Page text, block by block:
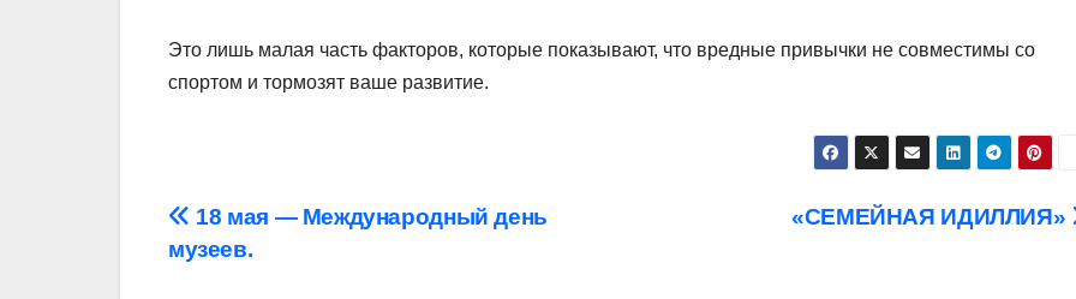
Это лишь малая часть факторов, которые показывают, что вредные привычки не совместимы со
спортом и тормозят ваше развитие.
Навигация
по
«СЕМЕЙНАЯ ИДИЛЛИЯ»
18 мая — Международный день
музеев.